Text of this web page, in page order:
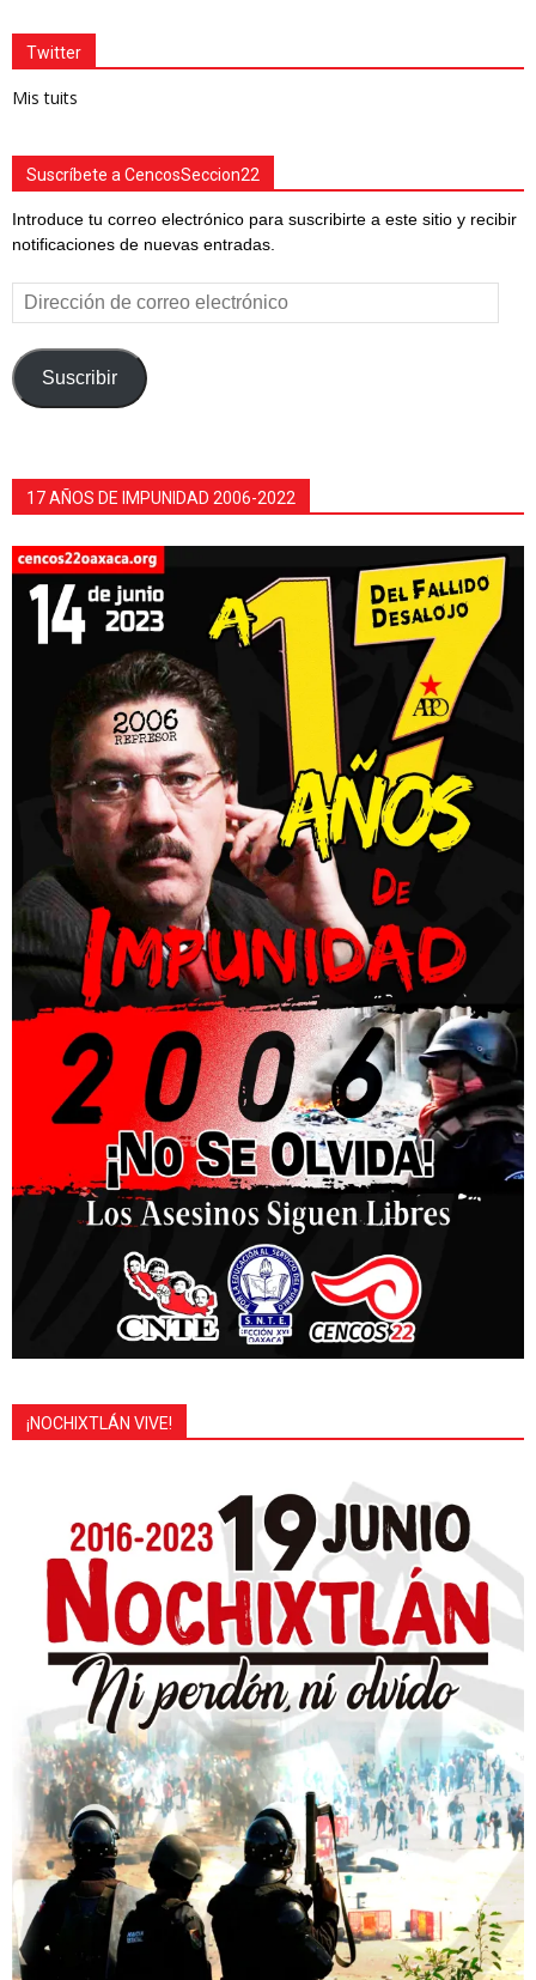
Twitter
Mis tuits
Suscríbete a CencosSeccion22
Introduce tu correo electrónico para suscribirte a este sitio y recibir
notificaciones de nuevas entradas.
Dirección
de
electrónico
Suscribir
17 AÑOS DE IMPUNIDAD 2006-2022
¡NOCHIXTLÁN VIVE!